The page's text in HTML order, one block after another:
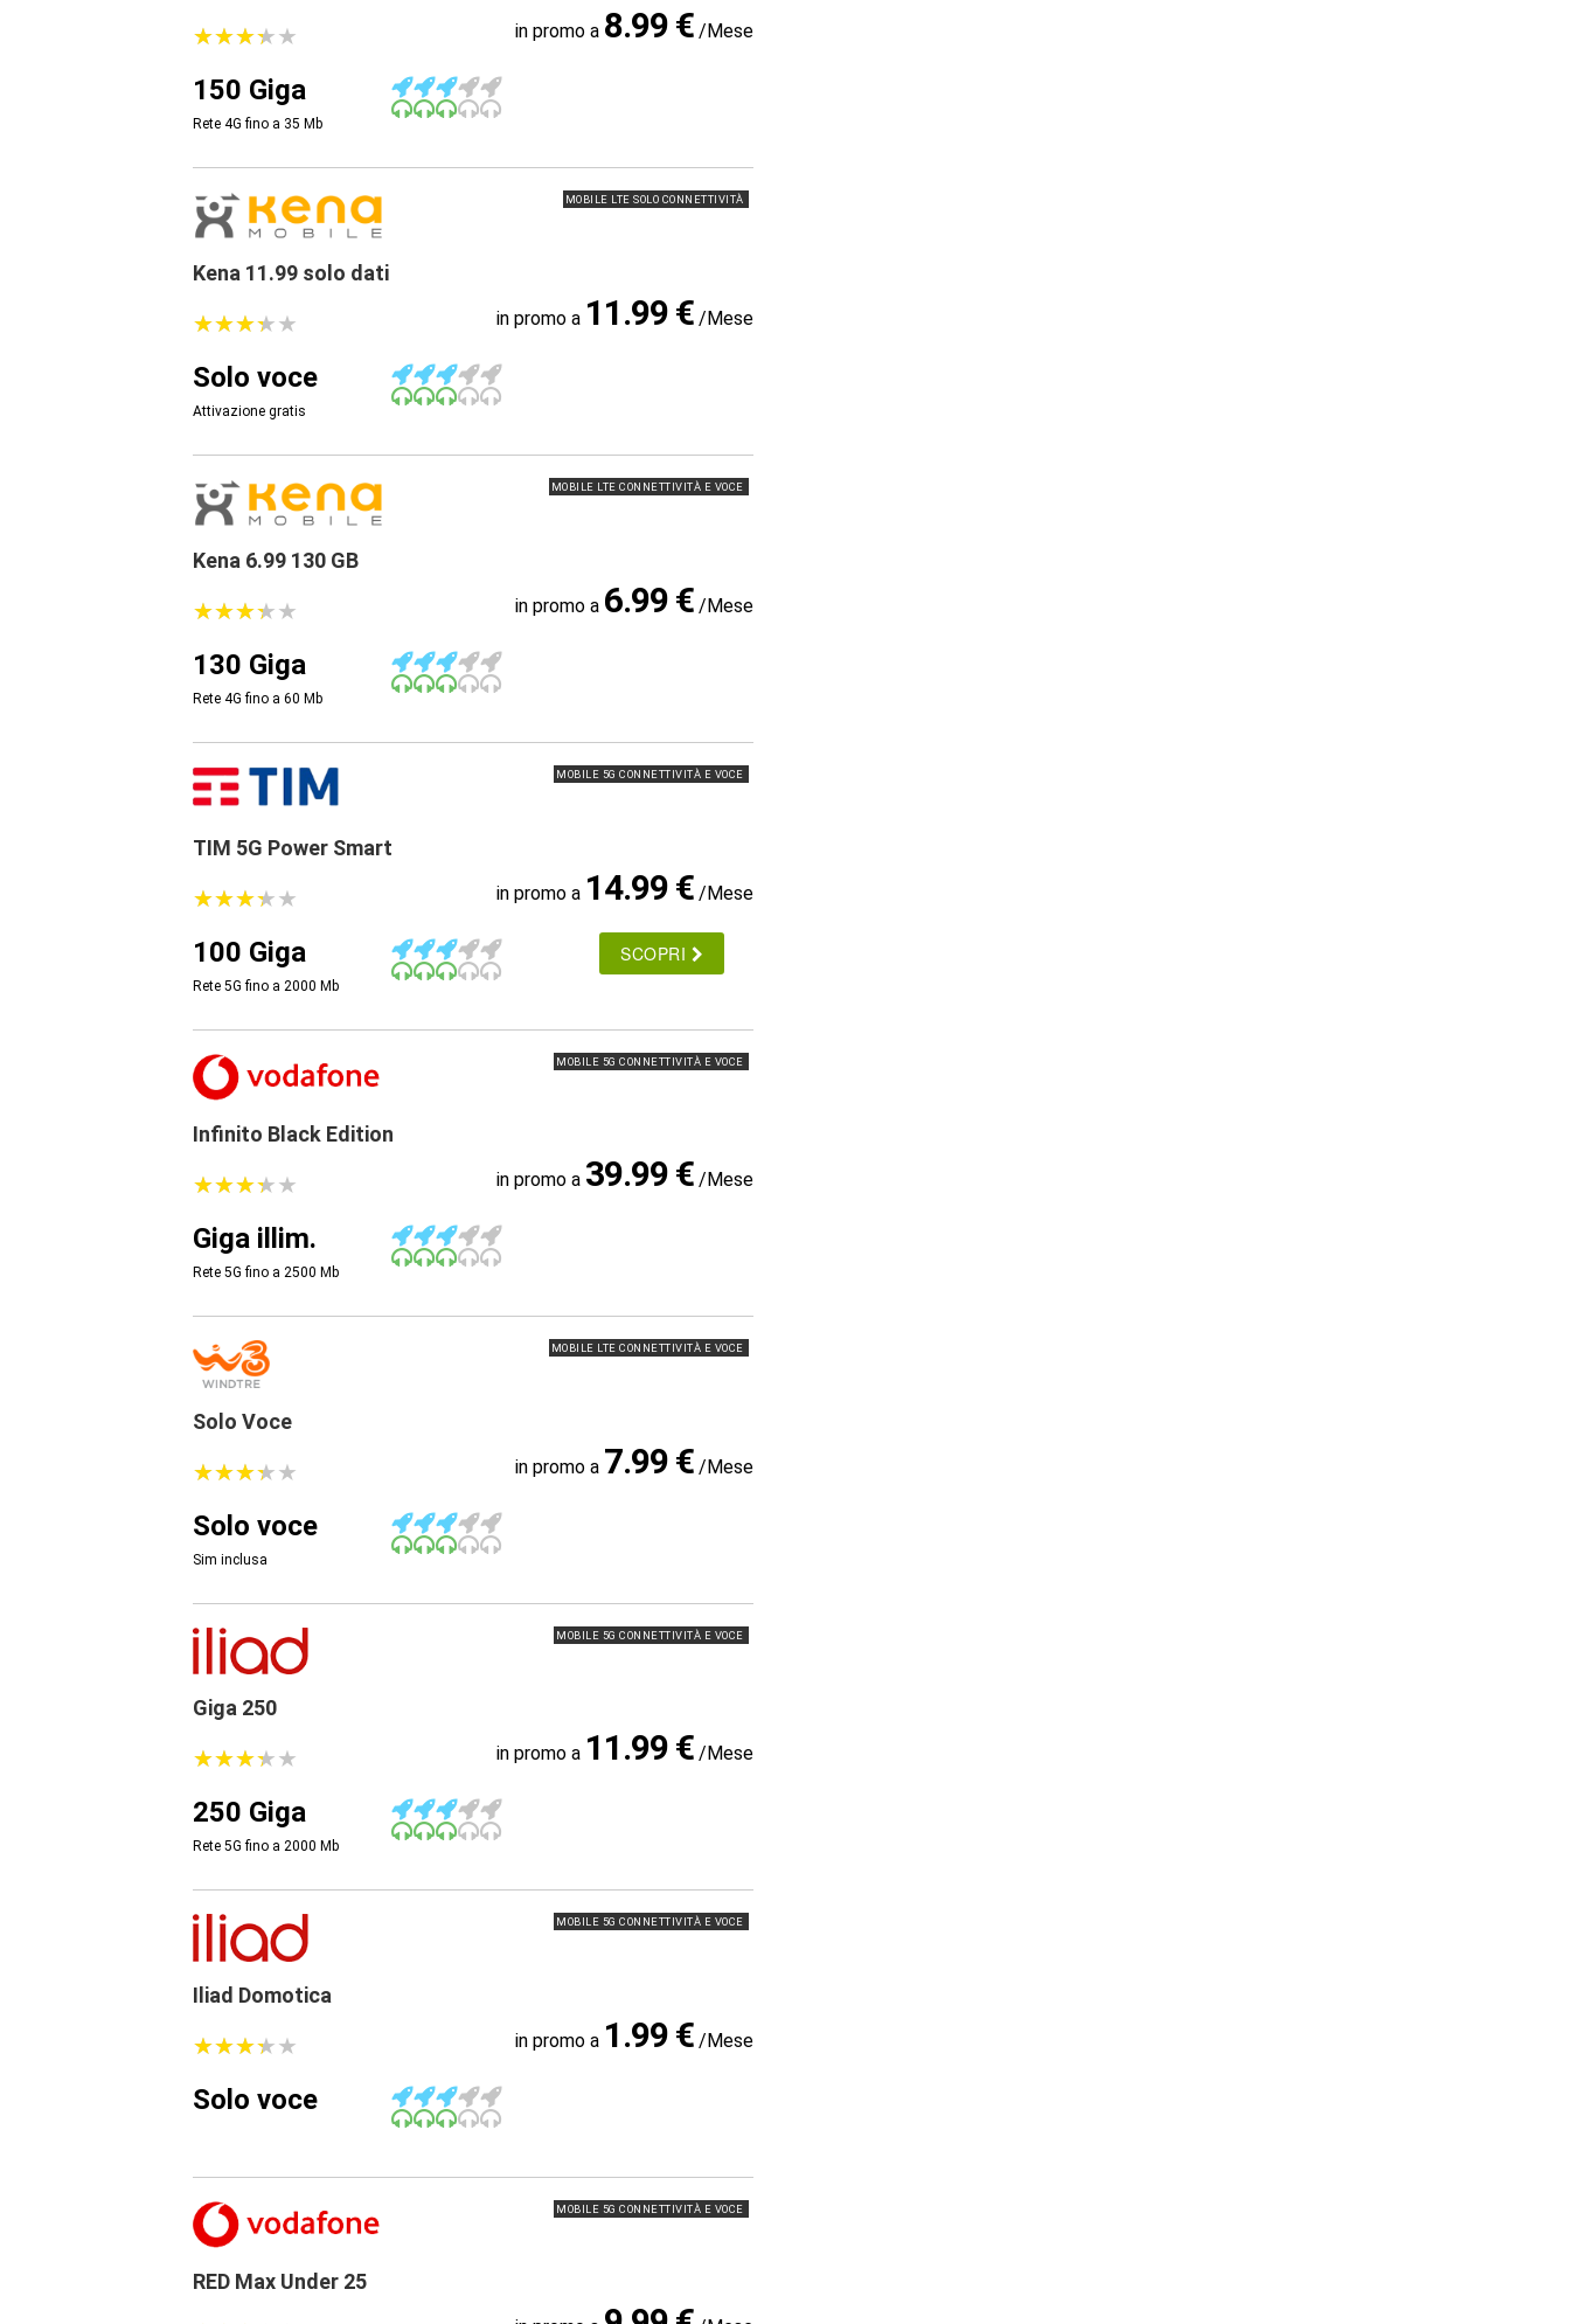
★★★★★
★★★★★ in promo a 8.99 € /Mese
150 Giga
Rete 4G fino a 35 Mb
MOBILE LTE SOLO CONNETTIVITÀ
Kena 11.99 solo dati
★★★★★
★★★★★ in promo a 11.99 € /Mese
Solo voce
Attivazione gratis
MOBILE LTE CONNETTIVITÀ E VOCE
Kena 6.99 130 GB
★★★★★
★★★★★ in promo a 6.99 € /Mese
130 Giga
Rete 4G fino a 60 Mb
MOBILE 5G CONNETTIVITÀ E VOCE
TIM 5G Power Smart
★★★★★
★★★★★ in promo a 14.99 € /Mese
100 Giga
Rete 5G fino a 2000 Mb
SCOPRI
MOBILE 5G CONNETTIVITÀ E VOCE
Infinito Black Edition
★★★★★
★★★★★ in promo a 39.99 € /Mese
Giga illim.
Rete 5G fino a 2500 Mb
MOBILE LTE CONNETTIVITÀ E VOCE
Solo Voce
★★★★★
★★★★★ in promo a 7.99 € /Mese
Solo voce
Sim inclusa
MOBILE 5G CONNETTIVITÀ E VOCE
Giga 250
★★★★★
★★★★★ in promo a 11.99 € /Mese
250 Giga
Rete 5G fino a 2000 Mb
MOBILE 5G CONNETTIVITÀ E VOCE
Iliad Domotica
★★★★★
★★★★★ in promo a 1.99 € /Mese
Solo voce
MOBILE 5G CONNETTIVITÀ E VOCE
RED Max Under 25